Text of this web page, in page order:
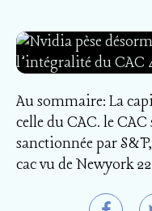
Au sommaire: La
celle du CAC. le CAC
sanctionnée par
cac vu de Newyork